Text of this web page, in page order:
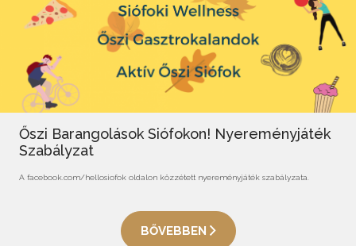
Őszi Barangolások Siófokon! Nyereményjáték
Szabályzat
A facebook.com/hellosiofok oldalon közzétett nyereményjáték szabályzata.
BŐVEBBEN